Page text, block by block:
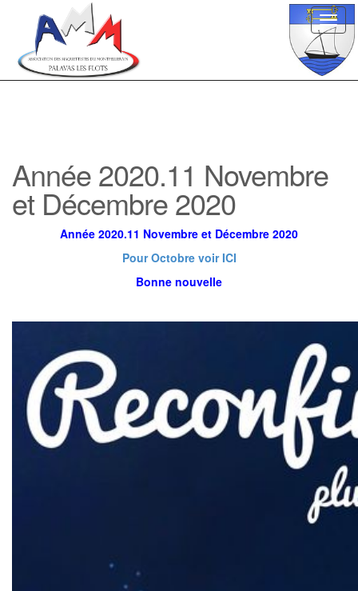
Année 2020.11 Novembre
et Décembre 2020
Année 2020.11 Novembre et Décembre 2020
Pour Octobre voir ICI
Bonne nouvelle